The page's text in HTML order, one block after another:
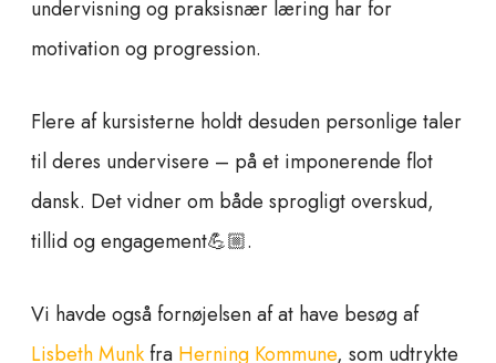
undervisning og praksisnær læring har for
motivation og progression.
Flere af kursisterne holdt desuden personlige taler
til deres undervisere – på et imponerende flot
dansk. Det vidner om både sprogligt overskud,
tillid og engagement💪🏼.
Vi havde også fornøjelsen af at have besøg af
Lisbeth Munkfra Herning Kommune, som udtrykte